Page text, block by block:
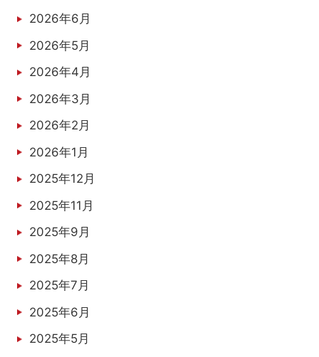
2026年6月
2026年5月
2026年4月
2026年3月
2026年2月
2026年1月
2025年12月
2025年11月
2025年9月
2025年8月
2025年7月
2025年6月
2025年5月